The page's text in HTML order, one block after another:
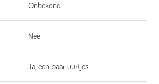
Onbekend
Nee
Ja, een paar uurtjes